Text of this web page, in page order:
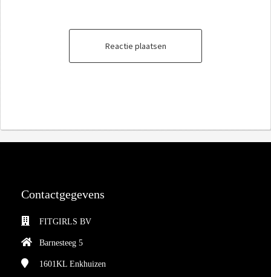
Reactie plaatsen
Contactgegevens
FITGIRLS BV
Barnesteeg 5
1601KL Enkhuizen